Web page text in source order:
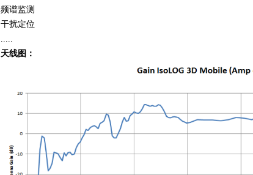
频谱监测
干扰定位
.....
天线图：